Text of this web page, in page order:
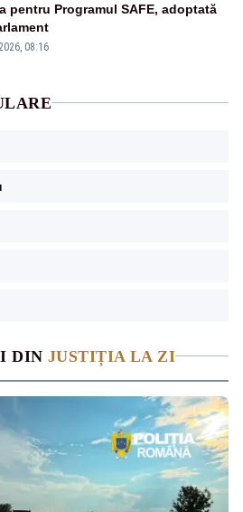
DIN JUSTIȚIA LA ZI
pentru Programul SAFE, adoptată
08:16